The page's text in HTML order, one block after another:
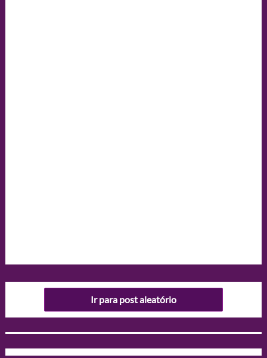
Ir para post aleatório